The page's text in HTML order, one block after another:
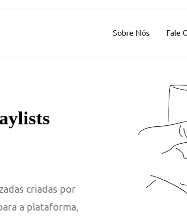
Sobre Nós Fale
criadas por
a plataforma,